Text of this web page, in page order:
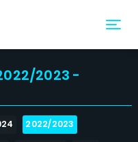
2022/2023 -
2022/2023